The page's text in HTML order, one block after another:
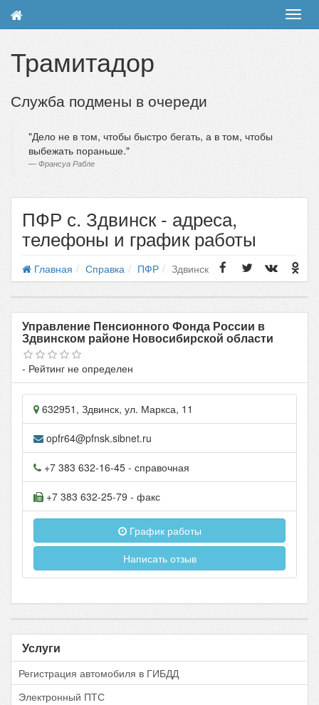
Трамитадор
Служба подмены в очереди
Дело не в том, чтобы быстро бегать, а в том, чтобы
выбежать пораньше.
Франсуа Рабле
ПФР с. Здвинск - адреса,
телефоны и график работы
Главная Справка ПФР Здвинск
Управление Пенсионного Фонда России в
Здвинском районе Новосибирской области
- Рейтинг не определен
632951 , Здвинск, ул. Маркса, 11
opfr64@pfnsk.sibnet.ru
+7 383 632-16-45 - справочная
+7 383 632-25-79 - факс
График работы
Написать отзыв
Услуги
Регистрация автомобиля в ГИБДД
Электронный ПТС